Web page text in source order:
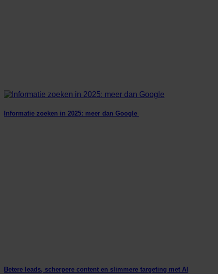
Informatie zoeken in 2025: meer dan Google
Betere leads, scherpere content en slimmere targeting met AI